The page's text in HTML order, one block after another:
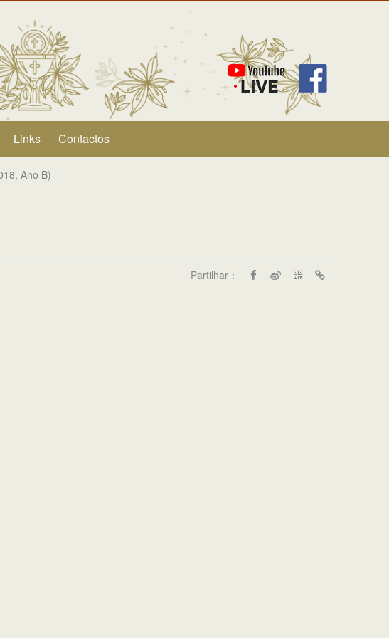
Links Contactos
Ano B)
Partilhar：